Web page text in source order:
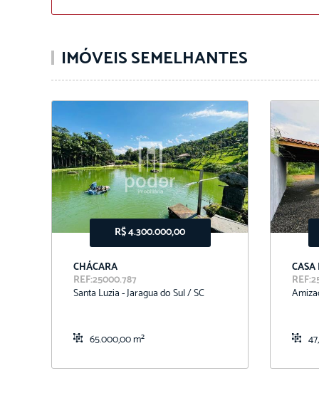
IMÓVEIS SEMELHANTES
R$ 4.300.000,00
CHÁCARA
REF:25000.787
Santa Luzia - Jaragua do Sul / SC
65.000,00 m²